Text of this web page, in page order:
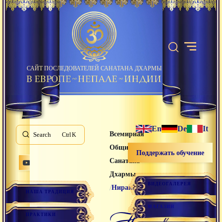
САЙТ ПОСЛЕДОВАТЕЛЕЙ САНАТАНА ДХАРМЫ
Search K
НАША ТРАДИЦИЯ
ПРАКТИКИ
Всемирная
Община
Санатана
Дхармы
/Ниракара
En De It
Поддержать обучение
ВИДЕОГАЛЕРЕЯ
МАГАЗИН